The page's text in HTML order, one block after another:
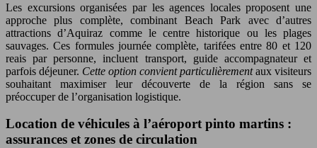
Les excursions organisées par les agences locales proposent une
approche plus complète, combinant Beach Park avec d’autres
attractions d’Aquiraz comme le centre historique ou les plages
sauvages. Ces formules journée complète, tarifées entre 80 et 120
reais par personne, incluent transport, guide accompagnateur et
parfois déjeuner. Cette option convient particulièrementaux visiteurs
souhaitant maximiser leur découverte de la région sans se
préoccuper de l’organisation logistique.
Location de véhicules à l’aéroport pinto martins :
assurances et zones de circulation